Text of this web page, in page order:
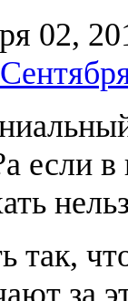
02,
если в
так,